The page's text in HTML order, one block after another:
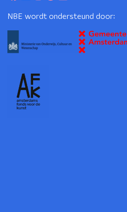
NBE wordt ondersteund door: